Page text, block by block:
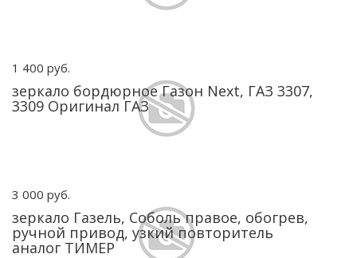
1 400 руб.
зеркало бордюрное Газон Next, ГАЗ 3307,
3309 Оригинал ГАЗ
3 000 руб.
зеркало Газель, Соболь правое, обогрев,
ручной привод, узкий повторитель
аналог ТИМЕР